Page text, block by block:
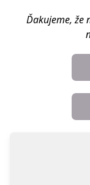
Ďakujeme, že